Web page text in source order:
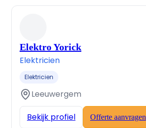
Elektro Yorick
Elektricien
Elektricien
Leeuwergem
Bekijk profiel Offerte aanvragen